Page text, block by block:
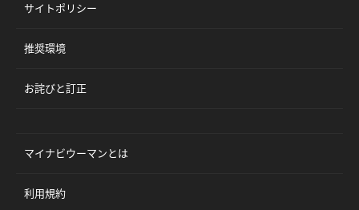
サイトポリシー
推奨環境
お詫びと訂正
マイナビウーマンとは
利用規約